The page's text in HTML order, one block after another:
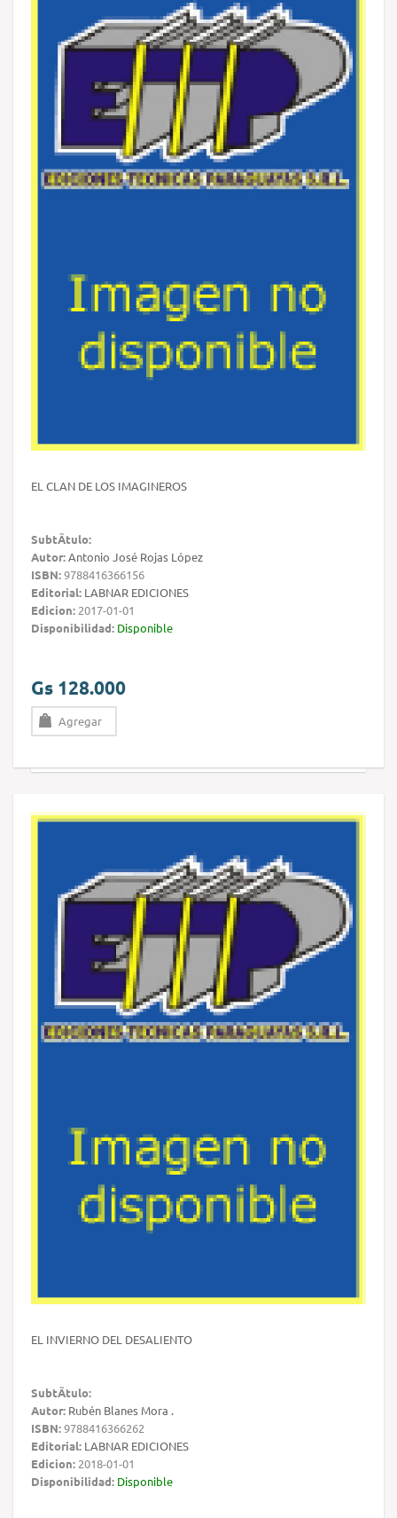
EL CLAN DE LOS IMAGINEROS
SubtÃ­tulo:
Autor:Antonio José Rojas López
ISBN:9788416366156
Editorial: LABNAR EDICIONES
Edicion: 2017-01-01
Disponibilidad: Disponible
Gs 128.000
Agregar
EL INVIERNO DEL DESALIENTO
SubtÃ­tulo:
Autor: Rubén Blanes Mora .
ISBN:9788416366262
Editorial: LABNAR EDICIONES
Edicion: 2018-01-01
Disponibilidad: Disponible